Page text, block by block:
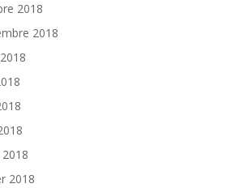
2018
2018
2018